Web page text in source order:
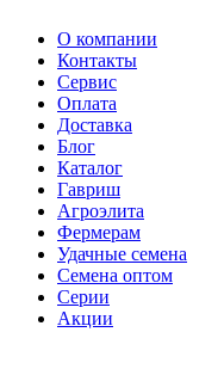
О компании
Контакты
Сервис
Оплата
Доставка
Блог
Каталог
Гавриш
Агроэлита
Фермерам
Удачные семена
Семена оптом
Серии
Акции